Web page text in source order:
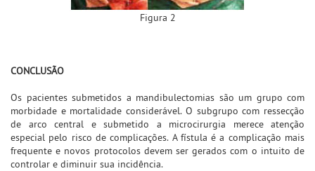
Figura 2
CONCLUSÃO
Os pacientes submetidos a mandibulectomias são um grupo com
morbidade e mortalidade considerável. O subgrupo com ressecção
de arco central e submetido a microcirurgia merece atenção
especial pelo risco de complicações. A fístula é a complicação mais
frequente e novos protocolos devem ser gerados com o intuito de
controlar e diminuir sua incidência.